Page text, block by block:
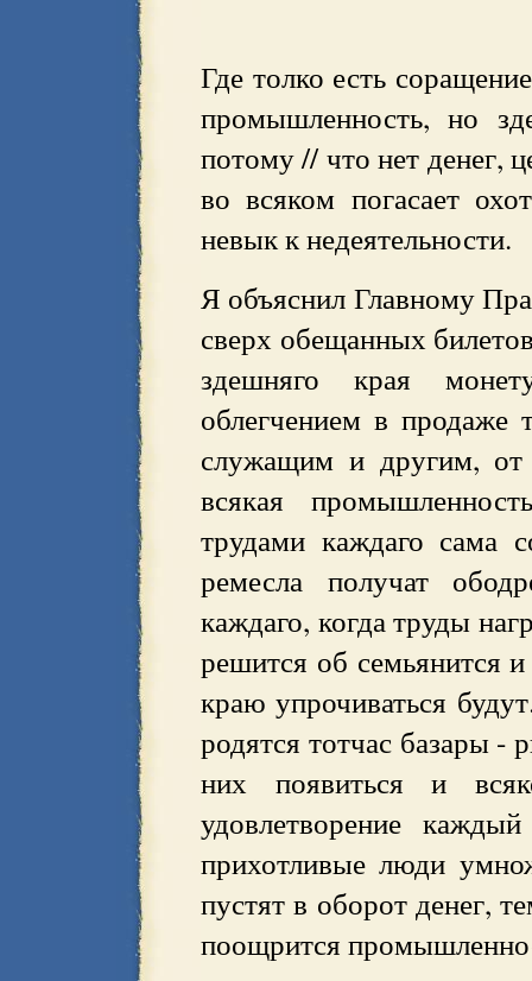
Где толко есть
промышленность, но
потому // что нет денег,
во всяком погасает
невык к недеятельности.
Я объяснил Главному
сверх обещанных
здешняго края
облегчением в продаже
служащим и другим,
всякая
трудами каждаго сама
ремесла получат
каждаго, когда труды
решится об семьянится
краю упрочиваться
родятся тотчас базары -
них появиться и
удовлетворение
прихотливые люди
пустят в оборот денег,
поощрится